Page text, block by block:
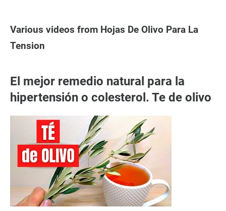
Various videos from Hojas De Olivo Para La
Tension
El mejor remedio natural para la
hipertensión o colesterol. Te de olivo